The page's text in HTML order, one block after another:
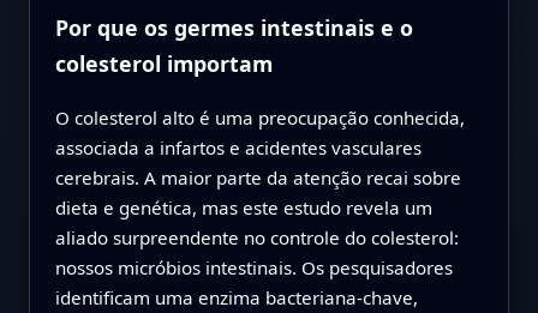
Por que os germes intestinais e o
colesterol importam
O colesterol alto é uma preocupação conhecida,
associada a infartos e acidentes vasculares
cerebrais. A maior parte da atenção recai sobre
dieta e genética, mas este estudo revela um
aliado surpreendente no controle do colesterol:
nossos micróbios intestinais. Os pesquisadores
identificam uma enzima bacteriana-chave,